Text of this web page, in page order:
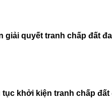
giải quyết tranh chấp đất
khởi kiện tranh chấp đất